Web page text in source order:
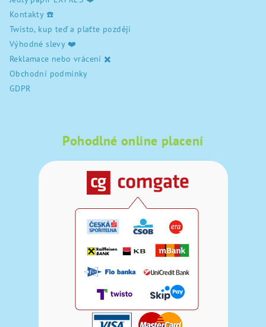
Kontakty ☎️
Twisto, kup teď a plaťte později
Výhodné slevy ❤️
Reklamace nebo vrácení ✖️
Obchodní podmínky
GDPR
Pohodlné online placení